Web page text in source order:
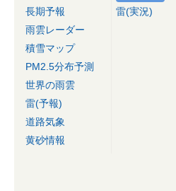
長期予報
雨雲レーダー
積雪マップ
PM2.5分布予測
世界の雨雲
雷(予報)
道路気象
黄砂情報
雷(実況)